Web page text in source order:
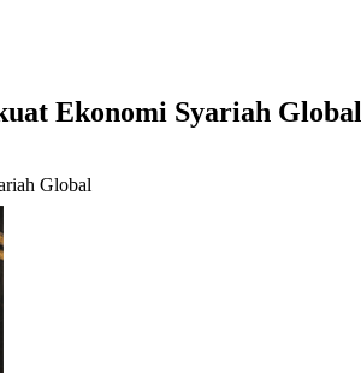
Ekonomi Syariah Global